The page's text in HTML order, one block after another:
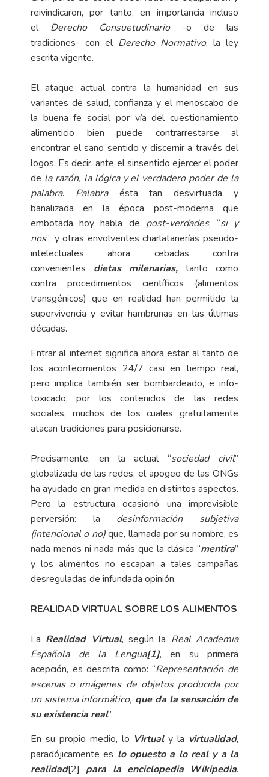
reivindicaron, por tanto, en importancia incluso
el Derecho Consuetudinario-o de las
tradiciones- con el Derecho Normativo, la ley
escrita vigente.
El ataque actual contra la humanidad en sus
variantes de salud, confianza y el menoscabo de
la buena fe social por vía del cuestionamiento
alimenticio bien puede contrarrestarse al
encontrar el sano sentido y discernir a través del
logos. Es decir, ante el sinsentido ejercer el poder
de la razón, la lógica y el verdadero poder de la
palabra. Palabraésta tan desvirtuada y
banalizada en la época post-moderna que
embotada hoy habla de post-verdades, “si y
nos”, y otras envolventes charlatanerías pseudo-
intelectuales ahora cebadas contra
convenientes dietas milenarias, tanto como
contra procedimientos científicos (alimentos
transgénicos) que en realidad han permitido la
supervivencia y evitar hambrunas en las últimas
décadas.
Entrar al internet significa ahora estar al tanto de
los acontecimientos 24/7 casi en tiempo real,
pero implica también ser bombardeado, e info-
toxicado, por los contenidos de las redes
sociales, muchos de los cuales gratuitamente
atacan tradiciones para posicionarse.
Precisamente, en la actual “sociedad civil”
globalizada de las redes, el apogeo de las ONGs
ha ayudado en gran medida en distintos aspectos.
Pero la estructura ocasionó una imprevisible
perversión: la desinformación subjetiva
(intencional o no)que, llamada por su nombre, es
nada menos ni nada más que la clásica “mentira”
y los alimentos no escapan a tales campañas
desreguladas de infundada opinión.
REALIDAD VIRTUAL SOBRE LOS ALIMENTOS
La Realidad Virtual, según la Real Academia
Española de la Lengua[1], en su primera
acepción, es descrita como: “Representación de
escenas o imágenes de objetos producida por
un sistema informático, que da la sensación de
su existencia real”.
En su propio medio, lo Virtualy la virtualidad,
paradójicamente es lo opuesto a lo real y a la
realidad[2] para la enciclopedia Wikipedia.